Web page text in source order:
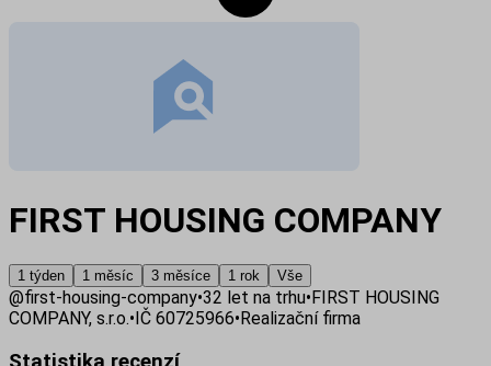
FIRST HOUSING COMPANY
1 týden 1 měsíc 3 měsíce 1 rok Vše
@first-housing-company•32 let na trhu•FIRST HOUSING
COMPANY, s.r.o.•IČ 60725966•Realizační firma